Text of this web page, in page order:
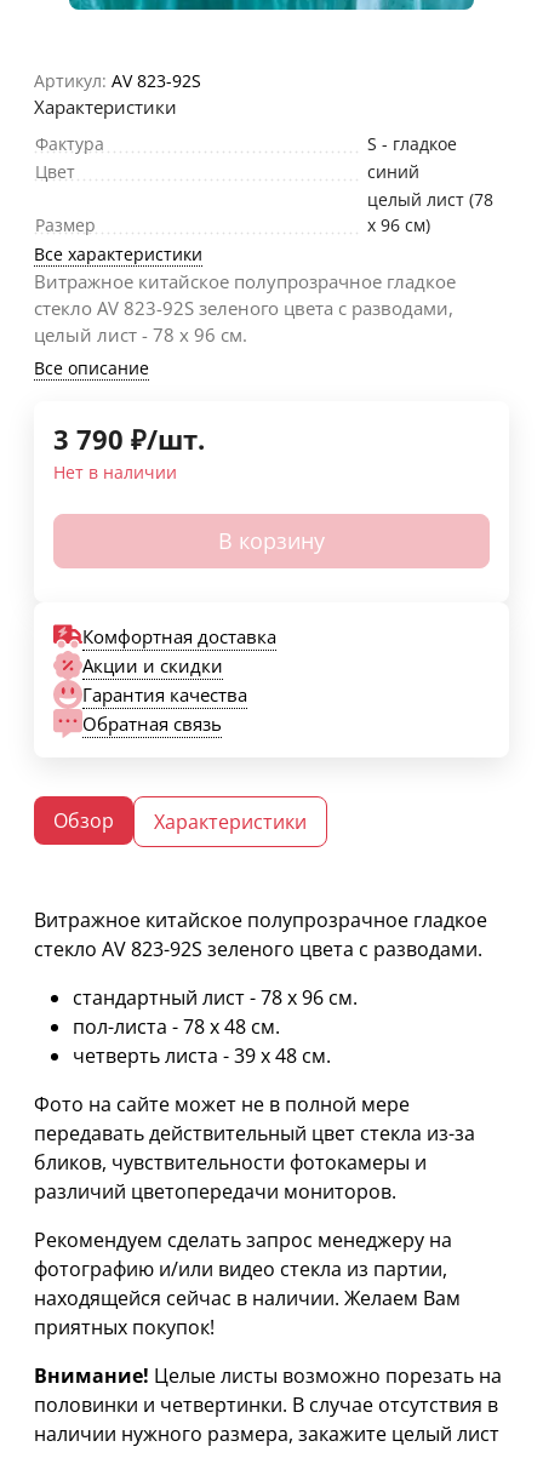
Артикул: AV 823-92S
Характеристики
Фактура
S - гладкое
Цвет
синий
Размер
целый лист (78
х 96 см)
Все характеристики
Витражное китайское полупрозрачное гладкое
стекло AV 823-92S зеленого цвета с разводами,
целый лист - 78 х 96 cм.
Все описание
3 790 ₽/шт.
Нет в наличии
В корзину
Комфортная доставка
Акции и скидки
Гарантия качества
Обратная связь
Обзор Характеристики
Витражное китайское полупрозрачное гладкое
стекло AV 823-92S зеленого цвета с разводами.
стандартный лист - 78 х 96 cм.
пол-листа - 78 х 48 см.
четверть листа - 39 х 48 см.
Фото на сайте может не в полной мере
передавать действительный цвет стекла из-за
бликов, чувствительности фотокамеры и
различий цветопередачи мониторов.
Рекомендуем сделать запрос менеджеру на
фотографию и/или видео стекла из партии,
находящейся сейчас в наличии. Желаем Вам
приятных покупок!
Внимание! Целые листы возможно порезать на
половинки и четвертинки. В случае отсутствия в
наличии нужного размера, закажите целый лист